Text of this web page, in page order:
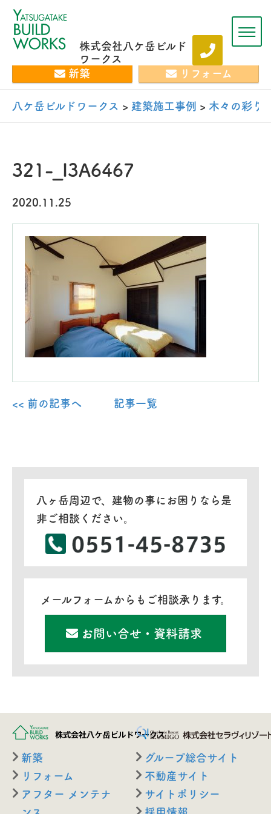
株式会社八ケ岳ビルド
ワークス
新築
リフォーム
八ケ岳ビルドワークス > 建築施工事例 > 木々の彩り
321-_I3A6467
2020.11.25
<< 前の記事へ 記事一覧
八ヶ岳周辺で、建物の事にお困りなら是
非ご相談ください。
メールフォームからもご相談承ります。
お問い合せ・資料請求
新築
リフォーム
アフター メンテナ
グループ総合サイト
不動産サイト
サイトポリシー